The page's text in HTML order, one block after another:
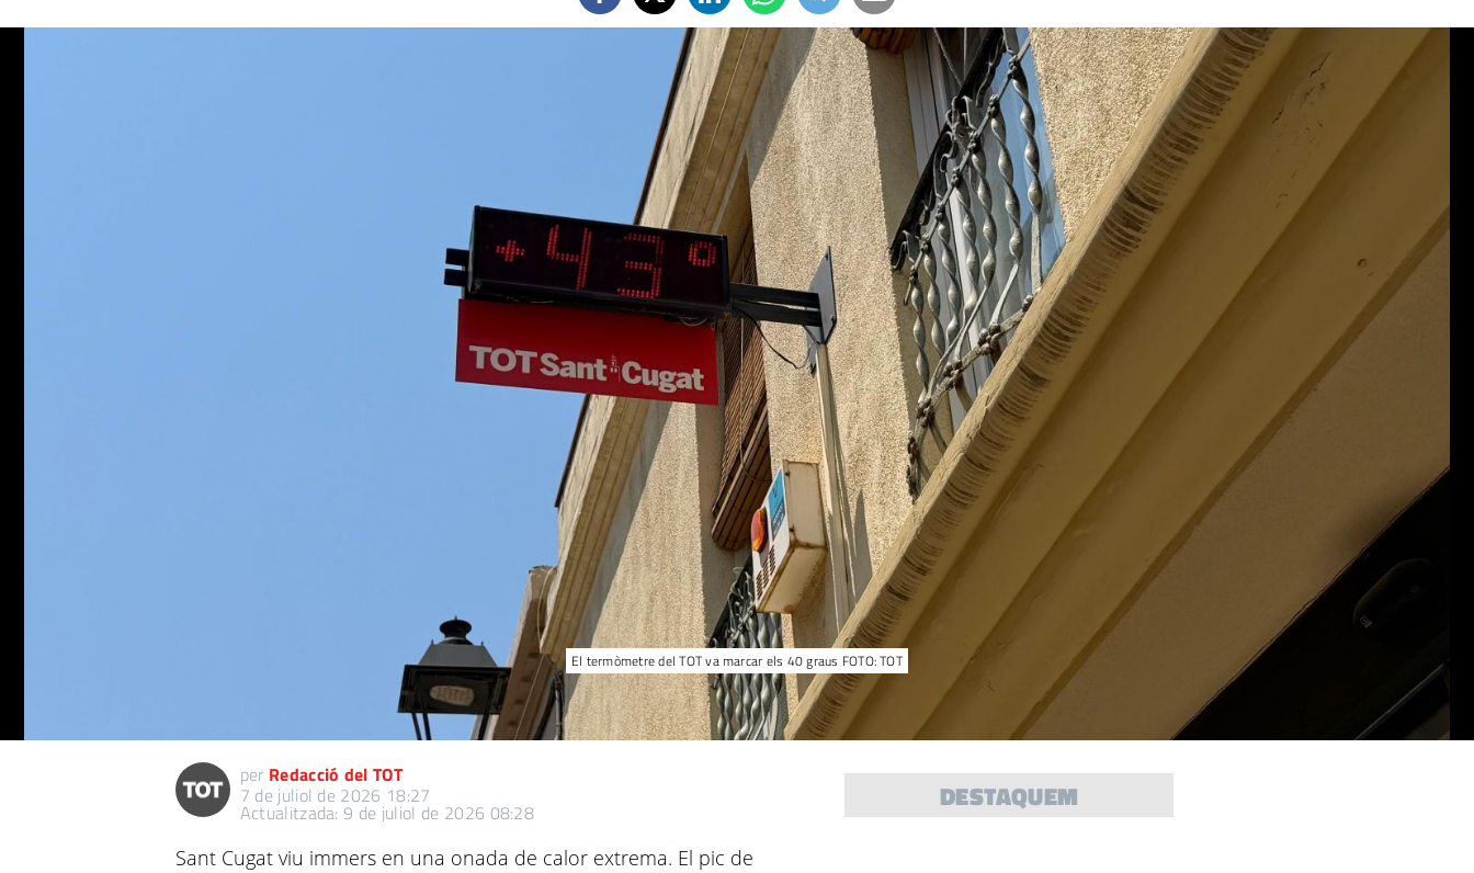
El termòmetre del TOT va marcar els 40 graus FOTO: TOT
per Redacció del TOT
7 de juliol de 2026 18:27
Actualitzada: 9 de juliol de 2026 08:28
Sant Cugat viu immers en una onada de calor extrema. El pic de
DESTAQUEM